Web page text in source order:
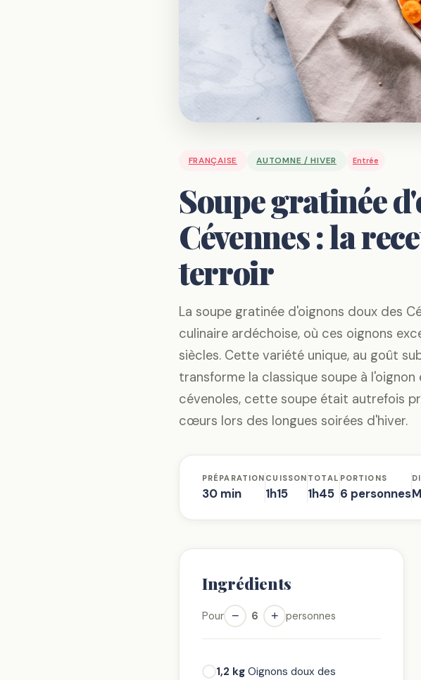
FRANÇAISE AUTOMNE / HIVER Entrée
Soupe gratinée
Cévennes : la
terroir
La soupe gratinée d'oignons doux des
culinaire ardéchoise, où ces oignons
siècles. Cette variété unique, au goût
transforme la classique soupe à
cévenoles, cette soupe était autrefois
cœurs lors des longues soirées d'hiver.
PRÉPARATION
30 min
CUISSON
1h15
TOTAL
1h45
PORTIONS
6 personnes
Ingrédients
Pour − 6 + personnes
1,2 kg Oignons doux des